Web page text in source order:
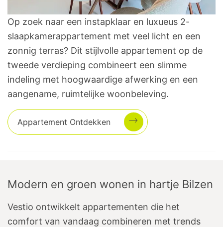
Op zoek naar een instapklaar en luxueus 2-
slaapkamerappartement met veel licht en een
zonnig terras? Dit stijlvolle appartement op de
tweede verdieping combineert een slimme
indeling met hoogwaardige afwerking en een
aangename, ruimtelijke woonbeleving.
Appartement Ontdekken
Modern en groen wonen in hartje Bilzen
Vestio ontwikkelt appartementen die het
comfort van vandaag combineren met trends